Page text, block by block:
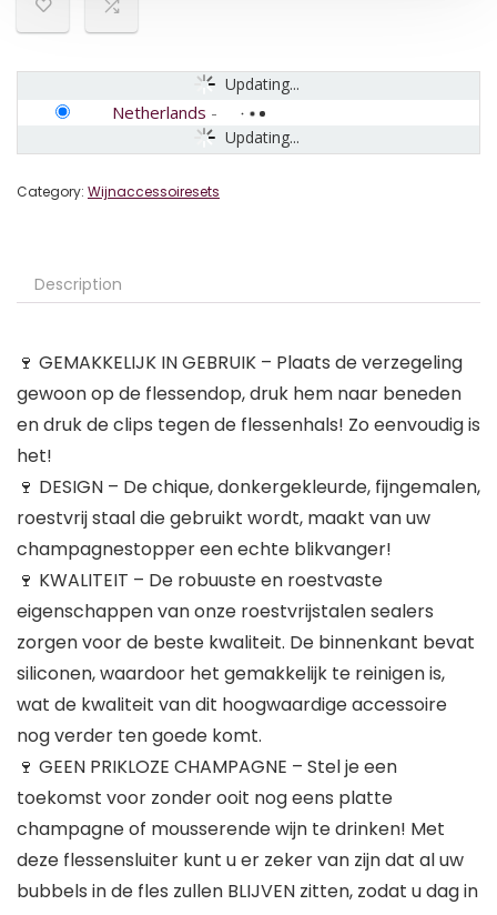
Updating...
Updating...
Netherlands -
Category: Wijnaccessoiresets
Description
🍷 GEMAKKELIJK IN GEBRUIK – Plaats de verzegeling
gewoon op de flessendop, druk hem naar beneden
en druk de clips tegen de flessenhals! Zo eenvoudig is
het!
🍷 DESIGN – De chique, donkergekleurde, fijngemalen,
roestvrij staal die gebruikt wordt, maakt van uw
champagnestopper een echte blikvanger!
🍷 KWALITEIT – De robuuste en roestvaste
eigenschappen van onze roestvrijstalen sealers
zorgen voor de beste kwaliteit. De binnenkant bevat
siliconen, waardoor het gemakkelijk te reinigen is,
wat de kwaliteit van dit hoogwaardige accessoire
nog verder ten goede komt.
🍷 GEEN PRIKLOZE CHAMPAGNE – Stel je een
toekomst voor zonder ooit nog eens platte
champagne of mousserende wijn te drinken! Met
deze flessensluiter kunt u er zeker van zijn dat al uw
bubbels in de fles zullen BLIJVEN zitten, zodat u dag in